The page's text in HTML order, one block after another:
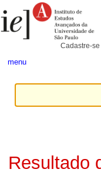
para
conteúdo.
Pessoais
Cadastre-se
menu
Resultado